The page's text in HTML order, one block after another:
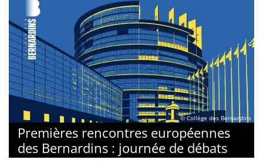
© Collège des Bernardins
Premières rencontres européennes
des Bernardins : journée de débats